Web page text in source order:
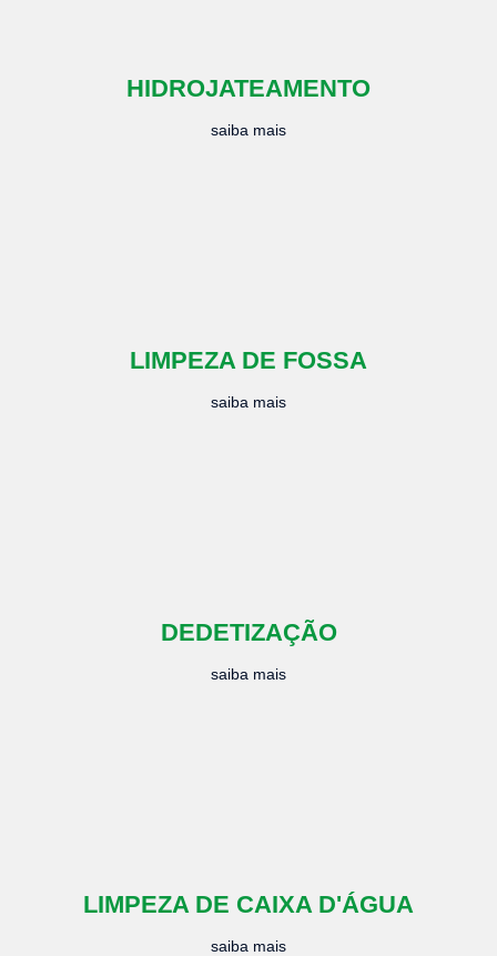
HIDROJATEAMENTO
saiba mais
LIMPEZA DE FOSSA
saiba mais
DEDETIZAÇÃO
saiba mais
LIMPEZA DE CAIXA D'ÁGUA
saiba mais